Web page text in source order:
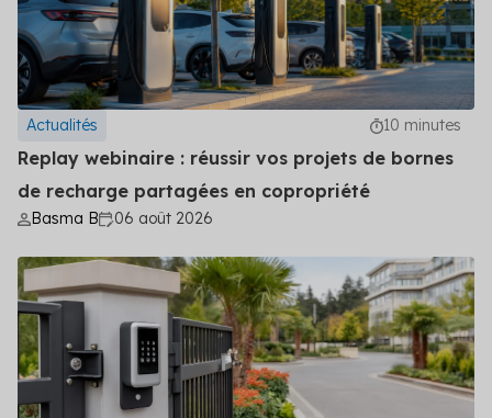
Actualités 10 minutes
Replay webinaire : réussir vos projets de bornes
de recharge partagées en copropriété
Basma B 06 août 2026